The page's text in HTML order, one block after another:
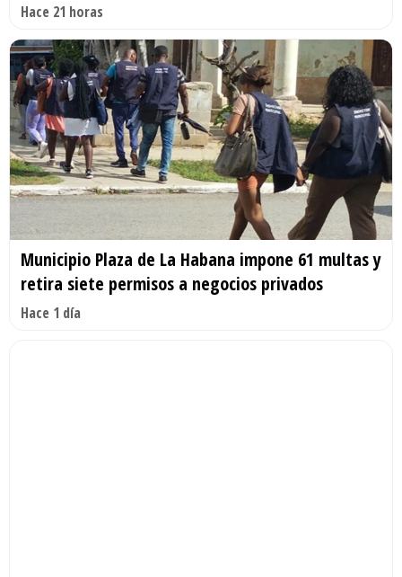
Hace 21 horas
Municipio Plaza de La Habana impone 61 multas y
retira siete permisos a negocios privados
Hace 1 día